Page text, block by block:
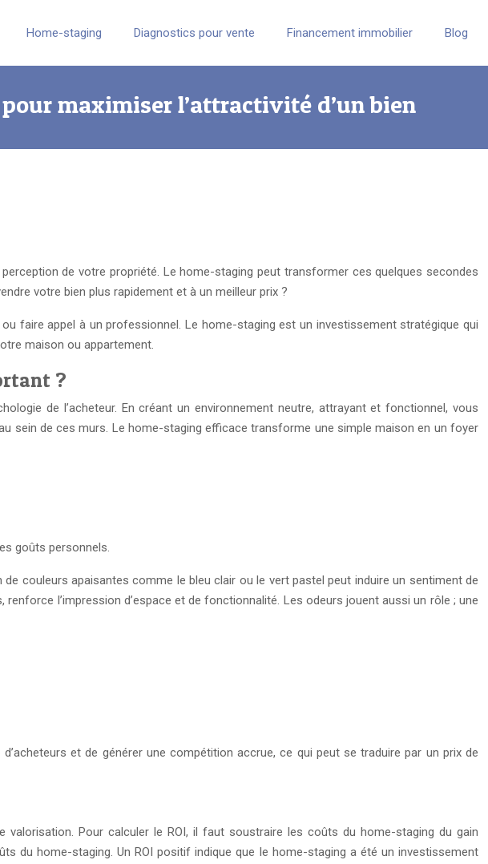
Home-staging Diagnostics pour vente Financement immobilier Blog
maximiser l’attractivité d’un bien
de votre propriété. Le home-staging peut transformer ces quelques secondes
votre bien plus rapidement et à un meilleur prix ?
faire appel à un professionnel. Le home-staging est un investissement stratégique qui
maison ou appartement.
?
de l’acheteur. En créant un environnement neutre, attrayant et fonctionnel, vous
sein de ces murs. Le home-staging efficace transforme une simple maison en un foyer
goûts personnels.
couleurs apaisantes comme le bleu clair ou le vert pastel peut induire un sentiment de
l’impression d’espace et de fonctionnalité. Les odeurs jouent aussi un rôle ; une
et de générer une compétition accrue, ce qui peut se traduire par un prix de
Pour calculer le ROI, il faut soustraire les coûts du home-staging du gain
du home-staging. Un ROI positif indique que le home-staging a été un investissement